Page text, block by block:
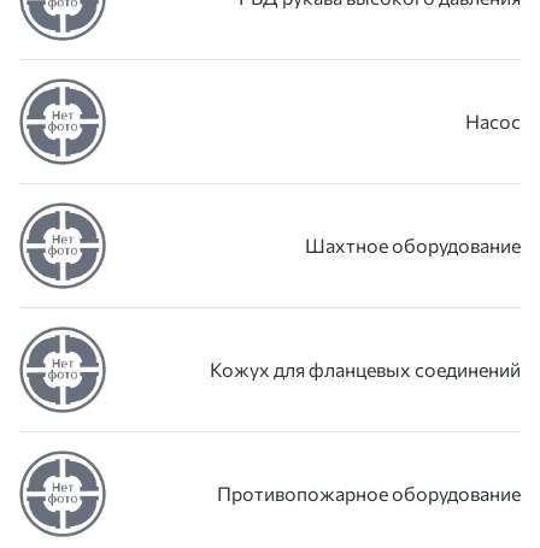
Насос
Шахтное оборудование
Кожух для фланцевых соединений
Противопожарное оборудование